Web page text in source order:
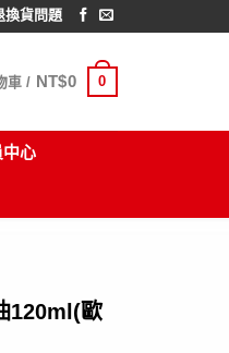
換貨問題
車 / NT$0 0
心
120ml(歐